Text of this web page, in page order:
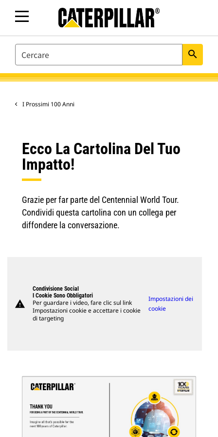
SEARCH search
I Prossimi 100 Anni
Ecco La Cartolina Del Tuo
Impatto!
Grazie per far parte del Centennial World Tour.
Condividi questa cartolina con un collega per
diffondere la conversazione.
warning
Condivisione Social
I Cookie Sono Obbligatori
Per guardare i video, fare clic sul link
Impostazioni cookie e accettare i cookie
di targeting
Impostazioni dei
cookie